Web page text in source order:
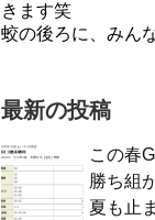
きます笑
蛟の後ろに、みん
最新の投稿
この春
勝ち組
夏も止